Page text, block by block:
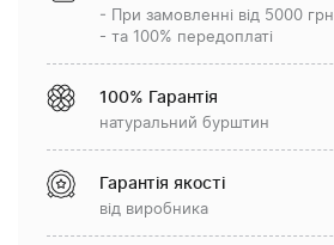
- При замовленні від 5000 грн
- та 100% передоплаті
100% Гарантія
натуральний бурштин
Гарантія якості
від виробника